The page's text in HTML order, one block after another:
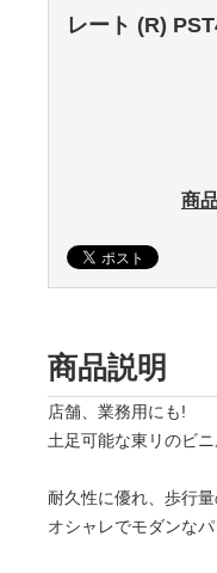
レート (R)
商
商品説明
店舗、業務用にも!
土足可能な東リのビニ
耐久性に優れ、歩行
オシャレでモダンな